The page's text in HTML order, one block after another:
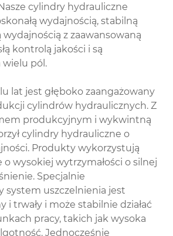
cylindry hydrauliczne
wydajnością, stabilną
wydajnością z zaawansowaną
kontrolą jakości i są
pól.
lat jest głęboko zaangażowany
cylindrów hydraulicznych. Z
produkcyjnym i wykwintną
cylindry hydrauliczne o
Produkty wykorzystują
wysokiej wytrzymałości o silnej
Specjalnie
system uszczelnienia jest
i trwały i może stabilnie działać
pracy, takich jak wysoka
Jednocześnie